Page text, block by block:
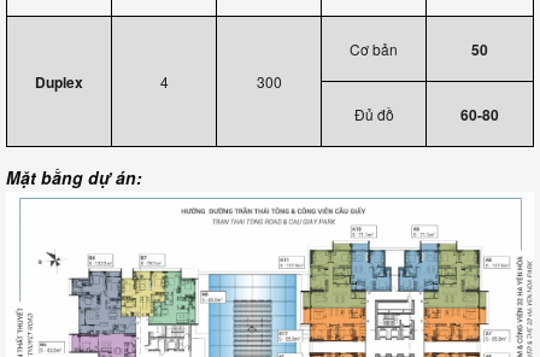
Duplex 4 300
Cơ bản 50
Đủ đồ 60-80
Mặt bằng dự án: